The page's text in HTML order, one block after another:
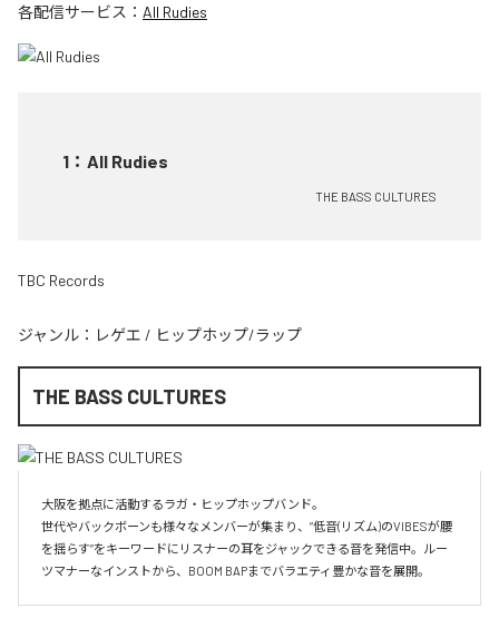
各配信サービス： All Rudies
1 ： All Rudies
THE BASS CULTURES
TBC Records
ジャンル： レゲエ / ヒップホップ/ラップ
THE BASS CULTURES
大阪を拠点に活動するラガ・ヒップホップバンド。
世代やバックボーンも様々なメンバーが集まり、”低音(リズム)のVIBESが腰
を揺らす”をキーワードにリスナーの耳をジャックできる音を発信中。ルー
ツマナーなインストから、BOOM BAPまでバラエティ豊かな音を展開。